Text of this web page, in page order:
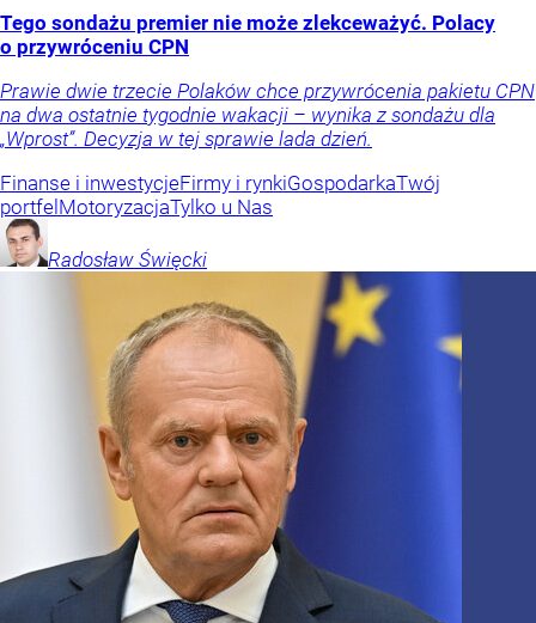
Tego sondażu premier nie może zlekceważyć. Polacy
o przywróceniu CPN
Prawie dwie trzecie Polaków chce przywrócenia pakietu CPN
na dwa ostatnie tygodnie wakacji – wynika z sondażu dla
„Wprost”. Decyzja w tej sprawie lada dzień.
Finanse i inwestycjeFirmy i rynkiGospodarkaTwój
portfel MotoryzacjaTylko u Nas
Radosław Święcki